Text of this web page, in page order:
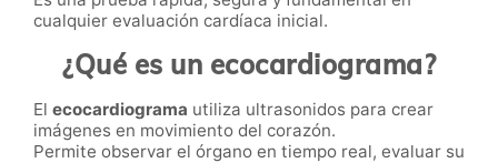
cualquier evaluación cardíaca inicial.
¿Qué es un ecocardiograma?
El ecocardiograma utiliza ultrasonidos para crear
imágenes en movimiento del corazón.
Permite observar el órgano en tiempo real, evaluar su